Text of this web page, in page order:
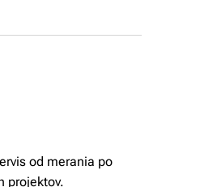
od merania po
projektov.